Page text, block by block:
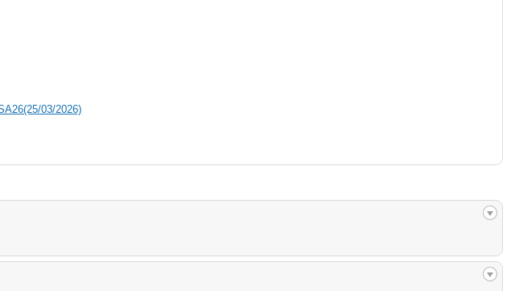
03/2026)